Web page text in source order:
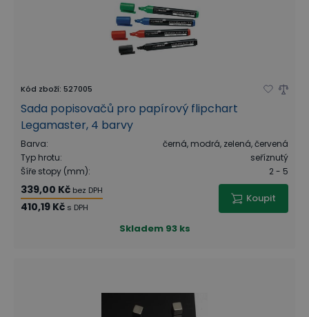
Kód zboží: 527005
Sada popisovačů pro papírový flipchart
Legamaster, 4 barvy
Barva:
černá, modrá, zelená, červená
Typ hrotu:
seříznutý
Šíře stopy (mm): 2 - 5
339,00 Kč bez DPH
410,19 Kč s DPH
Koupit
Skladem 93 ks